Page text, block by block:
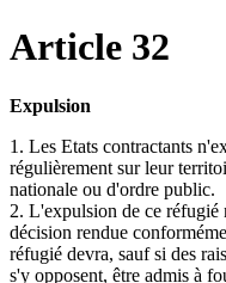
Article 32
Expulsion
1. Les Etats contractants
régulièrement sur leur
nationale ou d'ordre public.
2. L'expulsion de ce réfugié
décision rendue
réfugié devra, sauf si des
s'y opposent, être admis à